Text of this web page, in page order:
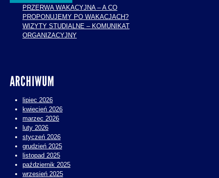
PRZERWA WAKACYJNA – A CO
PROPONUJEMY PO WAKACJACH?
WIZYTY STUDIALNE – KOMUNIKAT
ORGANIZACYJNY
ARCHIWUM
lipiec 2026
kwiecień 2026
marzec 2026
luty 2026
styczeń 2026
grudzień 2025
listopad 2025
październik 2025
wrzesień 2025